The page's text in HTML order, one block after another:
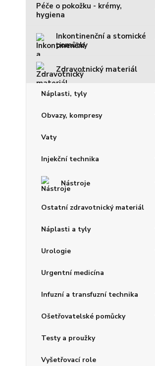
Péče o pokožku - krémy,
hygiena
Inkontinenční a stomické
pomůcky
Zdravotnický materiál
Náplasti, tyly
Obvazy, kompresy
Vaty
Injekční technika
Nástroje
Ostatní zdravotnický materiál
Náplasti a tyly
Urologie
Urgentní medicína
Infuzní a transfuzní technika
Ošetřovatelské pomůcky
Testy a proužky
Vyšetřovací role